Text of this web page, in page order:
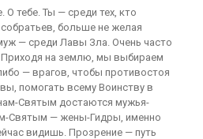
О тебе. Ты — среди тех, кто
больше не желая
— среди Лавы Зла. Очень часто
Приходя на землю, мы выбираем
— врагов, чтобы противостоя
помогать всему Воинству в
Святым достаются мужья-
Святым — жены-Гидры, именно
видишь. Прозрение — путь